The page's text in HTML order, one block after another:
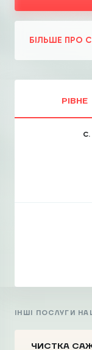
БІЛЬШЕ ПРО
РІВНЕ
С.
ІНШІ ПОСЛУГИ
ЧИСТКА